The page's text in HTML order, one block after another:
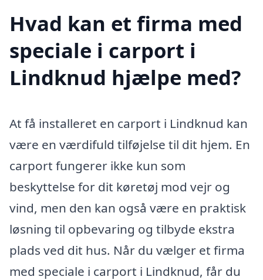
Hvad kan et firma med
speciale i carport i
Lindknud hjælpe med?
At få installeret en carport i Lindknud kan
være en værdifuld tilføjelse til dit hjem. En
carport fungerer ikke kun som
beskyttelse for dit køretøj mod vejr og
vind, men den kan også være en praktisk
løsning til opbevaring og tilbyde ekstra
plads ved dit hus. Når du vælger et firma
med speciale i carport i Lindknud, får du